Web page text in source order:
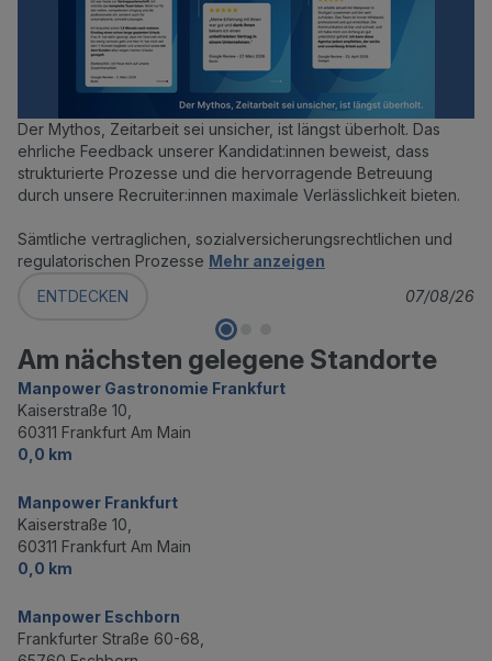
Der Mythos, Zeitarbeit sei unsicher, ist längst überholt. Das
ehrliche Feedback unserer Kandidat:innen beweist, dass
strukturierte Prozesse und die hervorragende Betreuung
durch unsere Recruiter:innen maximale Verlässlichkeit bieten.
Sämtliche vertraglichen, sozialversicherungsrechtlichen und
regulatorischen Prozesse Mehr anzeigen
ENTDECKEN
07/08/26
Am nächsten gelegene Standorte
Manpower Gastronomie Frankfurt
Kaiserstraße 10,
60311 Frankfurt Am Main
0,0 km
Manpower Frankfurt
Kaiserstraße 10,
60311 Frankfurt Am Main
0,0 km
Manpower Eschborn
Frankfurter Straße 60-68,